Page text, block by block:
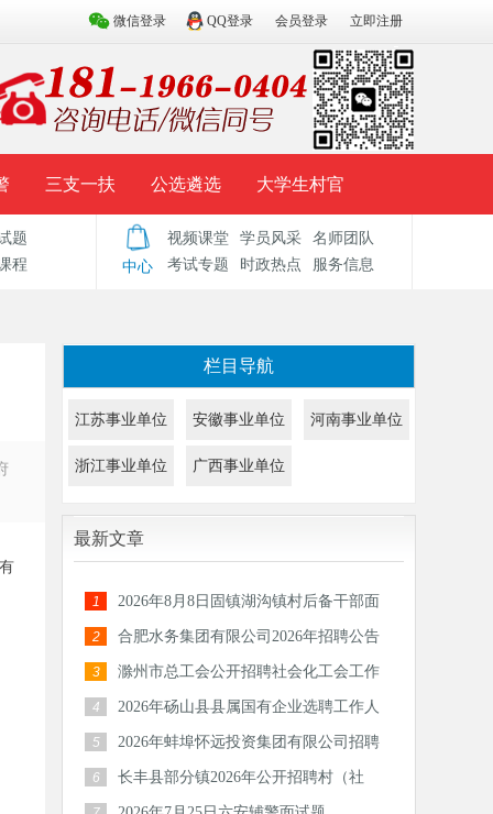
微信登录 QQ登录 会员登录 立即注册
三支一扶 公选遴选 大学生村官
题库 辅导资料 历年真题 模拟试题
题
程 中心
视频课堂 学员风采
名师团队
考试专题
时政热点 服务信息
栏目导航
江苏事业单位 安徽事业单位 河南事业单位
浙江事业单位 广西事业单位
最新文章
1
2026年8月8日固镇湖沟镇村后备干部面
试题
2 合肥水务集团有限公司2026年招聘公告
3
滁州市总工会公开招聘社会化工会工作
者和专
4
2026年砀山县县属国有企业选聘工作人
员公告
5
2026年蚌埠怀远投资集团有限公司招聘
30人公
6
长丰县部分镇2026年公开招聘村（社
区）后备